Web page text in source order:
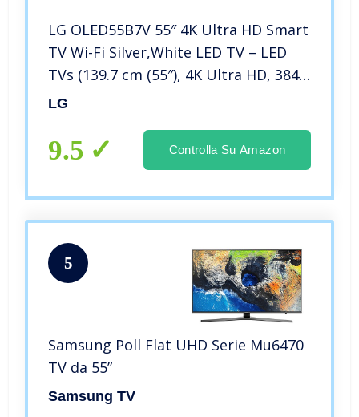
LG OLED55B7V 55″ 4K Ultra HD Smart
TV Wi-Fi Silver,White LED TV – LED
TVs (139.7 cm (55″), 4K Ultra HD, 3840
x 2160 pixels, OLED, Flat, 3840 x 2160)
LG
9.5 Controlla Su Amazon
5
Samsung Poll Flat UHD Serie Mu6470
TV da 55”
Samsung TV